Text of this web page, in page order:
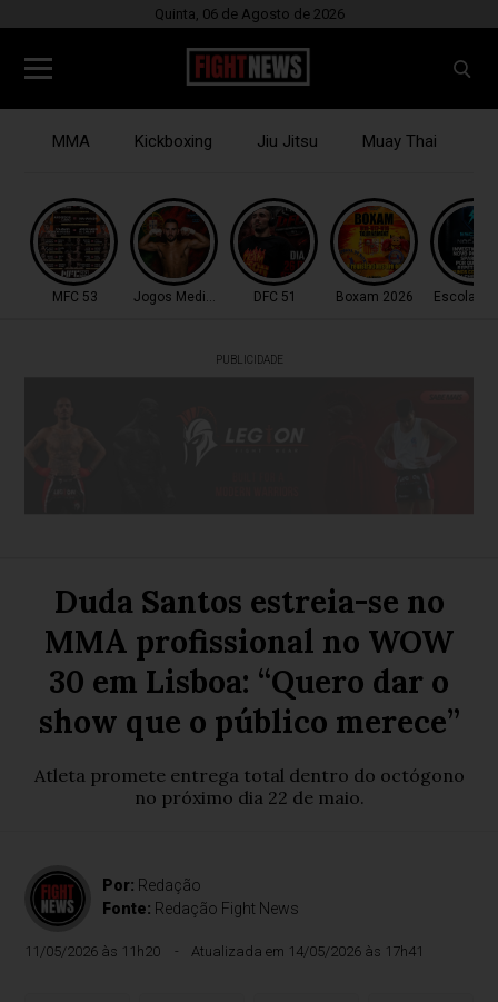
Quinta, 06 de Agosto de 2026
MMA Kickboxing Jiu Jitsu Muay Thai
MFC 53 Jogos MediterrâneoDFC 51 Boxam 2026 Escola
PUBLICIDADE
Duda Santos estreia-se no
MMA profissional no WOW
30 em Lisboa: “Quero dar o
show que o público merece”
Atleta promete entrega total dentro do octógono
no próximo dia 22 de maio.
Por: Redação
Fonte: Redação Fight News
11/05/2026 às 11h20 Atualizada em 14/05/2026 às 17h41